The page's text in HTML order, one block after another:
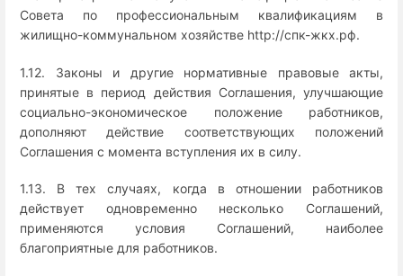
Совета по профессиональным квалификациям в
жилищно-коммунальном хозяйстве http://спк-жкх.рф.
1.12. Законы и другие нормативные правовые акты,
принятые в период действия Соглашения, улучшающие
социально-экономическое положение работников,
дополняют действие соответствующих положений
Соглашения с момента вступления их в силу.
1.13. В тех случаях, когда в отношении работников
действует одновременно несколько Соглашений,
применяются условия Соглашений, наиболее
благоприятные для работников.